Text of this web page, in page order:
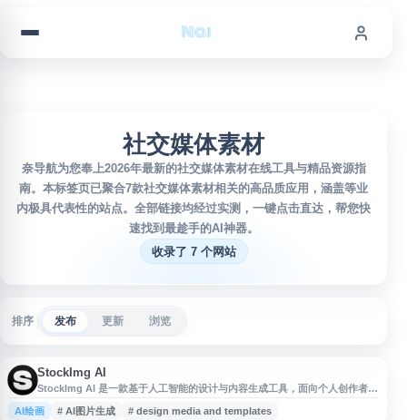
社交媒体素材
奈导航为您奉上2026年最新的社交媒体素材在线工具与精品资源指
南。本标签页已聚合7款社交媒体素材相关的高品质应用，涵盖等业
内极具代表性的站点。全部链接均经过实测，一键点击直达，帮您快
速找到最趁手的AI神器。
收录了 7 个网站
排序 发布 更新 浏览
StockImg AI
StockImg AI 是一款基于人工智能的设计与内容生成工具，面向个人创作者、
设计师和营销团队提供在线图片与视觉素材制作能力。用户可用于生成
Logo、插画、壁纸、海报、库存图片等内容，并支持围绕品牌设计、社交媒
AI绘画 # AI图片生成 # design media and templates